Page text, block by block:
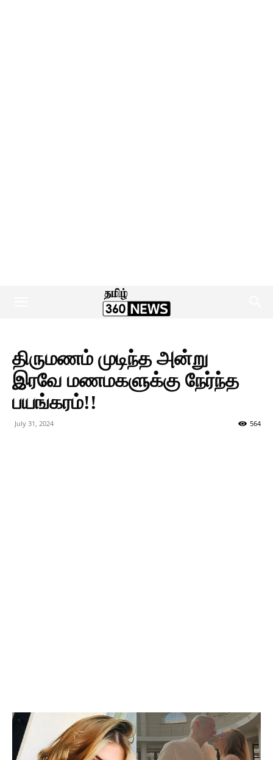
திருமணம் முடிந்த அன்று
இரவே மணமகளுக்கு நேர்ந்த
பயங்கரம்!!
July 31, 2024 564